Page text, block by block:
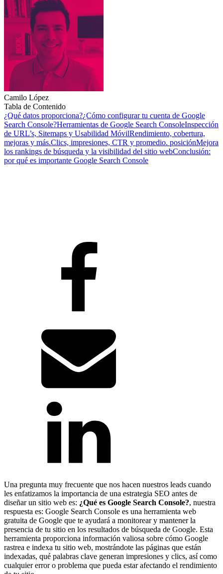
Camilo López
Tabla de Contenido
¿Qué datos proporciona?¿Cómo configurar tu cuenta de Google
Search Console?Herramientas de Google Search ConsoleInspección
de URL’s, Sitemaps y Usabilidad MóvilRendimiento, cobertura,
mejoras y más.Clics, impresiones, CTR y promedio. posiciónMejora
los rankings de búsqueda y la visibilidad del sitio webConclusión:
por qué es importante Google Search Console
Una pregunta muy frecuente que nos hacen nuestros leads cuando
les enfatizamos la importancia de una estrategia SEO antes de
diseñar un sitio web es: ¿Qué es Google Search Console?, nuestra
respuesta es: Google Search Console es una herramienta web
gratuita de Google que te ayudará a monitorear y mantener la
presencia de tu sitio en los resultados de búsqueda de Google. Esta
herramienta proporciona información valiosa sobre cómo Google
rastrea e indexa tu sitio web, mostrándote las páginas que están
indexadas, qué palabras clave generan impresiones y clics, así como
cualquier error o problema que pueda estar afectando el rendimiento